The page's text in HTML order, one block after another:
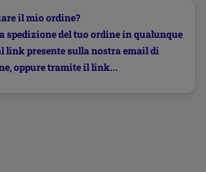
il mio ordine?
spedizione del tuo ordine in qualunque
link presente sulla nostra email di
oppure tramite il link...